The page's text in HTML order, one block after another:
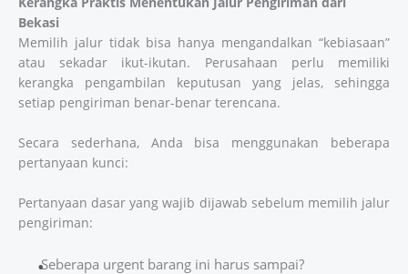
Bekasi
Memilih jalur tidak bisa hanya mengandalkan “kebiasaan”
atau sekadar ikut-ikutan. Perusahaan perlu memiliki
kerangka pengambilan keputusan yang jelas, sehingga
setiap pengiriman benar-benar terencana.
Secara sederhana, Anda bisa menggunakan beberapa
pertanyaan kunci:
Pertanyaan dasar yang wajib dijawab sebelum memilih jalur
pengiriman:
Seberapa urgent barang ini harus sampai?